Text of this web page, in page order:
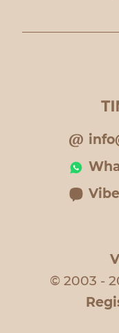
© 2003 -